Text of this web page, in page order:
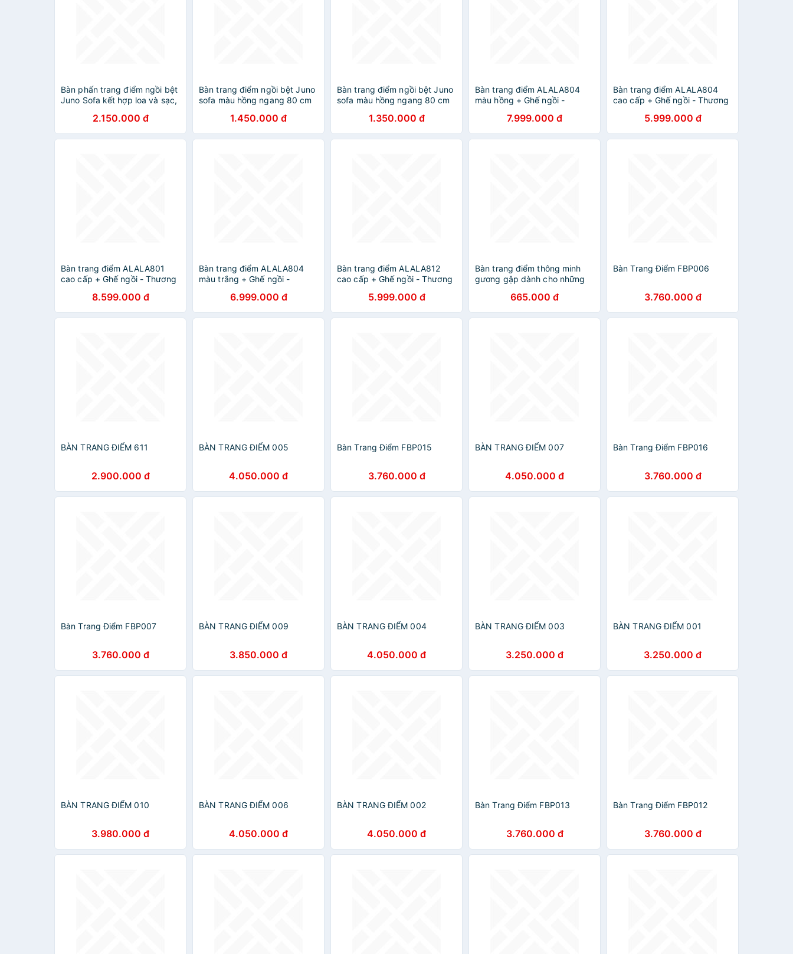
Bàn phấn trang điểm ngồi bệt
Juno Sofa kết hợp loa và sạc,
2.150.000 đ
Bàn trang điểm ngồi bệt Juno
sofa màu hồng ngang 80 cm
1.450.000 đ
Bàn trang điểm ngồi bệt Juno
sofa màu hồng ngang 80 cm
1.350.000 đ
Bàn trang điểm ALALA804
màu hồng + Ghế ngồi -
7.999.000 đ
Bàn trang điểm ALALA804
cao cấp + Ghế ngồi - Thương
5.999.000 đ
Bàn trang điểm ALALA801
cao cấp + Ghế ngồi - Thương
8.599.000 đ
Bàn trang điểm ALALA804
màu trắng + Ghế ngồi -
6.999.000 đ
Bàn trang điểm ALALA812
cao cấp + Ghế ngồi - Thương
5.999.000 đ
Bàn trang điểm thông minh
gương gập dành cho những
665.000 đ
Bàn Trang Điểm FBP006
3.760.000 đ
BÀN TRANG ĐIỂM 611
2.900.000 đ
BÀN TRANG ĐIỂM 005
4.050.000 đ
Bàn Trang Điểm FBP015
3.760.000 đ
BÀN TRANG ĐIỂM 007
4.050.000 đ
Bàn Trang Điểm FBP016
3.760.000 đ
Bàn Trang Điểm FBP007
3.760.000 đ
BÀN TRANG ĐIỂM 009
3.850.000 đ
BÀN TRANG ĐIỂM 004
4.050.000 đ
BÀN TRANG ĐIỂM 003
3.250.000 đ
BÀN TRANG ĐIỂM 001
3.250.000 đ
BÀN TRANG ĐIỂM 010
3.980.000 đ
BÀN TRANG ĐIỂM 006
4.050.000 đ
BÀN TRANG ĐIỂM 002
4.050.000 đ
Bàn Trang Điểm FBP013
3.760.000 đ
Bàn Trang Điểm FBP012
3.760.000 đ